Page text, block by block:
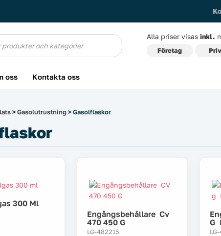
Alla priser visas inkl.
Företag
oss Kontakta oss
>Gasolutrustning> Gasolflaskor
300 Ml
Engångsbehållare Cv
470 450 G
LG-482215
G